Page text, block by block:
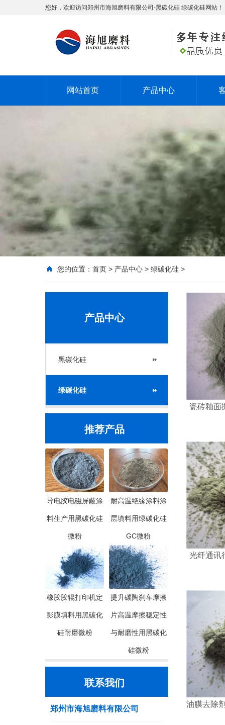
您好，欢迎访问郑州市海旭磨料有限公司-黑碳化硅 绿碳化硅网站！
网站首页 产品中心
您的位置： 首页 > 产品中心 > 绿碳化硅 >
产品中心
黑碳化硅
绿碳化硅
推荐产品
导电胶电磁屏蔽涂
料生产用黑碳化硅
微粉
耐高温绝缘涂料涂
层填料用绿碳化硅
GC微粉
橡胶胶辊打印机定
影膜填料用黑碳化
硅耐磨微粉
提升碳陶刹车摩擦
片高温摩擦稳定性
与耐磨性用黑碳化
硅微粉
联系我们
郑州市海旭磨料有限公司
瓷砖釉面
光纤通讯
油膜去除